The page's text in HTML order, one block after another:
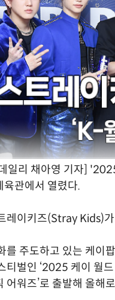
일리 채아영 기자]
육관에서 열렸다.
레이키즈(Stray Kids)
를 주도하고 있는 케이
티벌인 ‘2025 케이 월
어워즈’로 출발해 올해